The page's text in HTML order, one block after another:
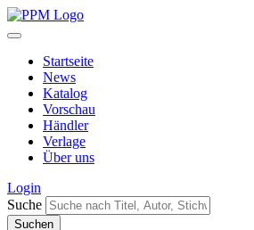
Startseite
News
Katalog
Vorschau
Händler
Verlage
Über uns
Login
Suche